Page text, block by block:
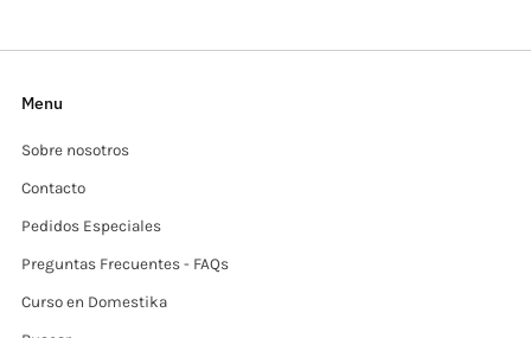
Menu
Sobre nosotros
Contacto
Pedidos Especiales
Preguntas Frecuentes - FAQs
Curso en Domestika